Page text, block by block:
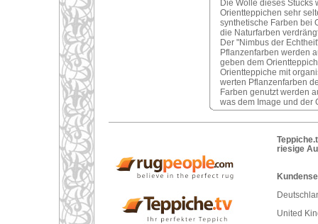
Die Wolle dieses Stücks
Orientteppichen sehr
synthetische Farben bei
die Naturfarben
Der "Nimbus der
Pflanzenfarben werden
geben dem
Orientteppiche mit
werten Pflanzenfarben
Farben genutzt werden
was dem Image und der
riesige
United